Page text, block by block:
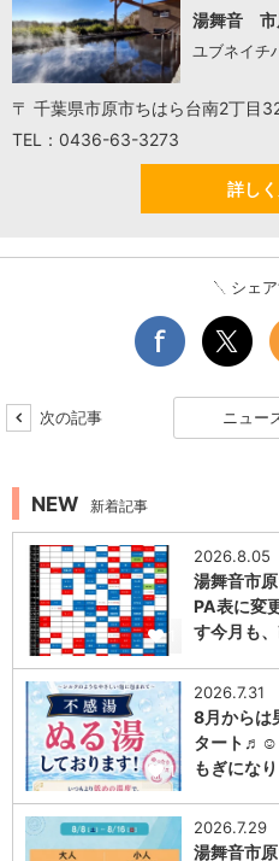
湯舞音 市
ユブネイチ
〒 千葉県市原市ちはら台南2丁目
TEL：0436-63-3273
詳し
シェ
次の記事 ニュー
NEW 新着記事
1
2026.8.05
湯舞音市
PA表に変
す今月も
1
2026.7.31
8月からは
タート♬☺
もぎにな
2026.7.29
湯舞音市